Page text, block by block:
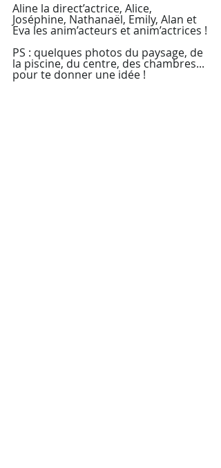
Aline la direct’actrice, Alice,
Joséphine, Nathanaël, Emily, Alan et
Eva les anim’acteurs et anim’actrices !
PS : quelques photos du paysage, de
la piscine, du centre, des chambres...
pour te donner une idée !